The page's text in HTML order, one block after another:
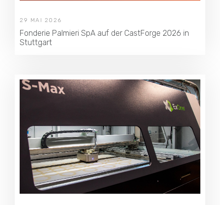
29 MAI 2026
Fonderie Palmieri SpA auf der CastForge 2026 in
Stuttgart